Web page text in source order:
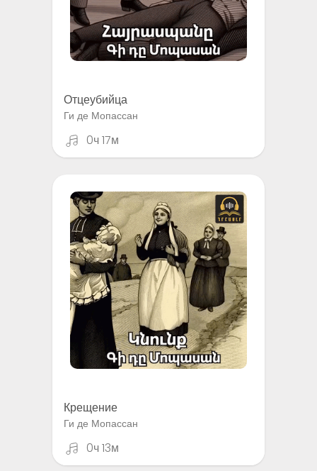
Отцеубийца
Ги де Мопассан
0ч 17м
Крещение
Ги де Мопассан
0ч 13м